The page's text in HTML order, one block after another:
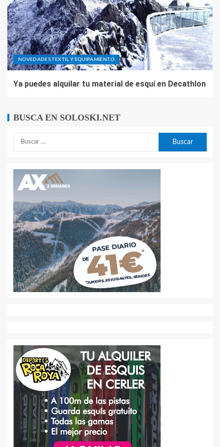
NOVEDADES TEXTIL Y EQUIPAMIENTO
Ya puedes alquilar tu material de esquí en Decathlon
BUSCA EN SOLOSKI.NET